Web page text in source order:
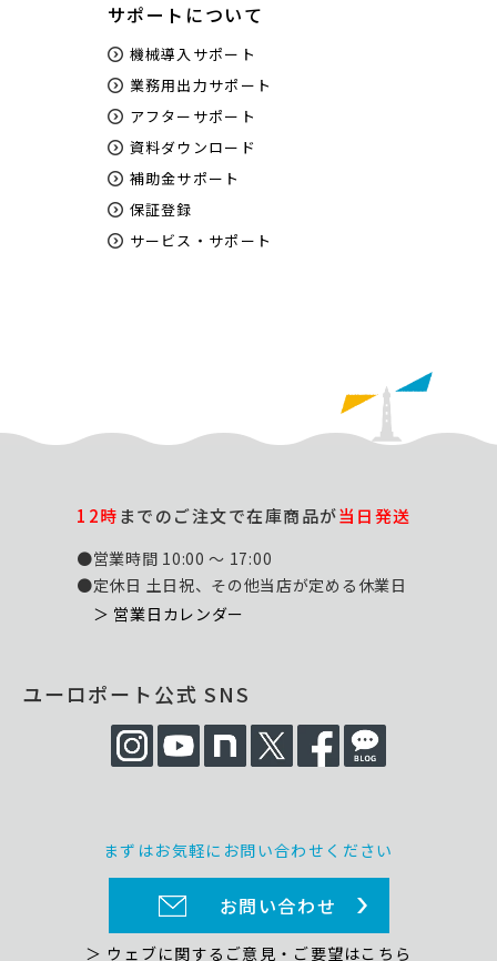
サポートについて
機械導入サポート
業務用出力サポート
アフターサポート
資料ダウンロード
補助金サポート
保証登録
サービス・サポート
12時までのご注文で在庫商品が当日発送
●営業時間 10:00 ～ 17:00
●定休日 土日祝、その他当店が定める休業日
＞ 営業日カレンダー
ユーロポート公式 SNS
まずはお気軽にお問い合わせください
お問い合わせ
＞ ウェブに関するご意見・ご要望はこちら